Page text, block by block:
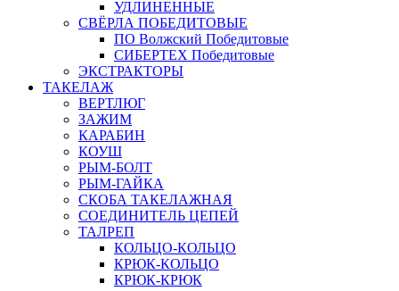
УДЛИНЕННЫЕ
СВЁРЛА ПОБЕДИТОВЫЕ
ПО Волжский Победитовые
СИБЕРТЕХ Победитовые
ЭКСТРАКТОРЫ
ТАКЕЛАЖ
ВЕРТЛЮГ
ЗАЖИМ
КАРАБИН
КОУШ
РЫМ-БОЛТ
РЫМ-ГАЙКА
СКОБА ТАКЕЛАЖНАЯ
СОЕДИНИТЕЛЬ ЦЕПЕЙ
ТАЛРЕП
КОЛЬЦО-КОЛЬЦО
КРЮК-КОЛЬЦО
КРЮК-КРЮК